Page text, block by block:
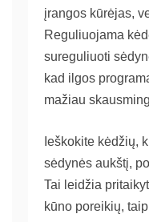
įrangos kūrėjas,
Reguliuojama
sureguliuoti
kad ilgos
mažiau
Ieškokite kėdžių,
sėdynės aukštį,
Tai leidžia
kūno poreikių,